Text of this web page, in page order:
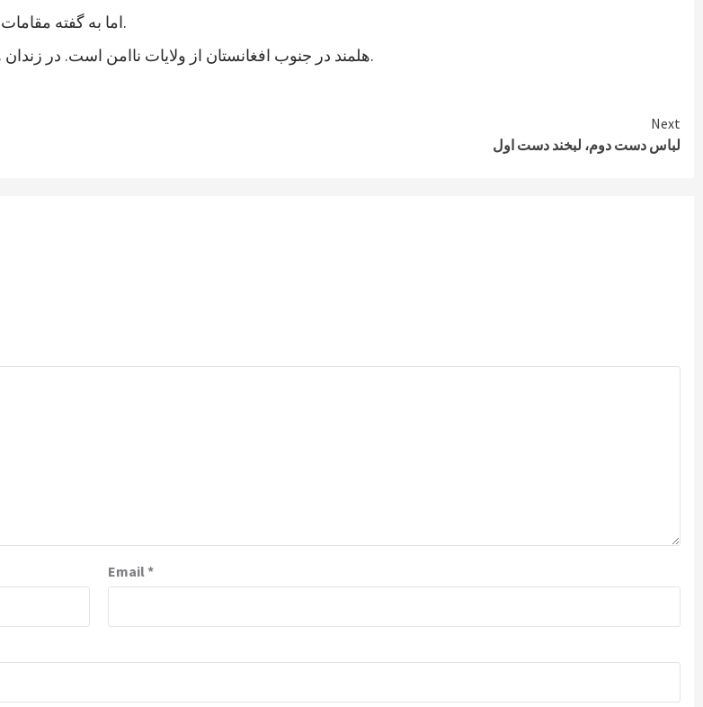
اما به گفته مقامات پلیس، تاکنون هیچ خشونتی در جریان اعتصاب زندانیان هلمند رخ نداده است.
هلمند در جنوب افغانستان از ولایات ناامن است. در زندان هلمند در بین زندانیان جنایی، صدها نفر به اتهام شورشگری نیز زندانی هستند.
Next
لباس دست دوم، لبخند دست اول
Email*